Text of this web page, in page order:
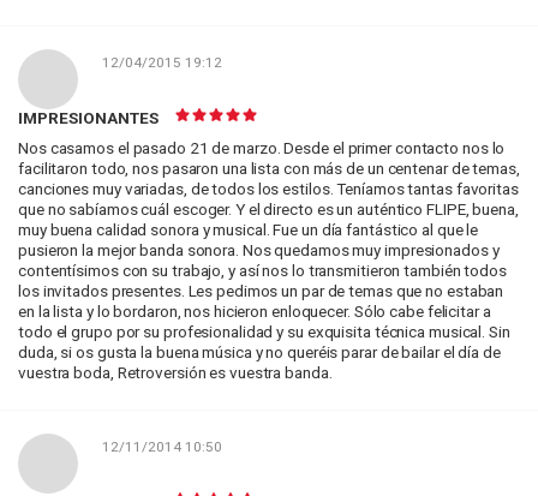
12/04/2015 19:12
IMPRESIONANTES
Nos casamos el pasado 21 de marzo. Desde el primer contacto nos lo
facilitaron todo, nos pasaron una lista con más de un centenar de temas,
canciones muy variadas, de todos los estilos. Teníamos tantas favoritas
que no sabíamos cuál escoger. Y el directo es un auténtico FLIPE, buena,
muy buena calidad sonora y musical. Fue un día fantástico al que le
pusieron la mejor banda sonora. Nos quedamos muy impresionados y
contentísimos con su trabajo, y así nos lo transmitieron también todos
los invitados presentes. Les pedimos un par de temas que no estaban
en la lista y lo bordaron, nos hicieron enloquecer. Sólo cabe felicitar a
todo el grupo por su profesionalidad y su exquisita técnica musical. Sin
duda, si os gusta la buena música y no queréis parar de bailar el día de
vuestra boda, Retroversión es vuestra banda.
12/11/2014 10:50